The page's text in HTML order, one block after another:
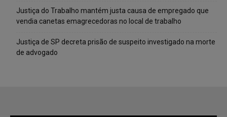
Justiça do Trabalho mantém justa causa de empregado que
vendia canetas emagrecedoras no local de trabalho
Justiça de SP decreta prisão de suspeito investigado na morte
de advogado